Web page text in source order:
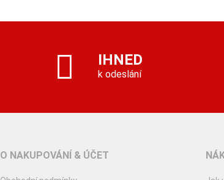
IHNED
k odeslání
O NAKUPOVÁNÍ & ÚČET